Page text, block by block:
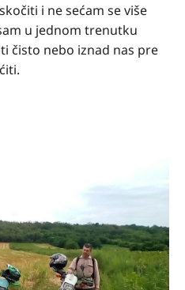
i ne sećam se više
u jednom trenutku
čisto nebo iznad nas pre